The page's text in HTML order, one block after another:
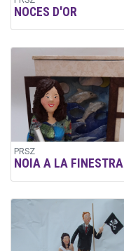
NOCES D'OR
PRSZ
NOIA A LA FINESTRA